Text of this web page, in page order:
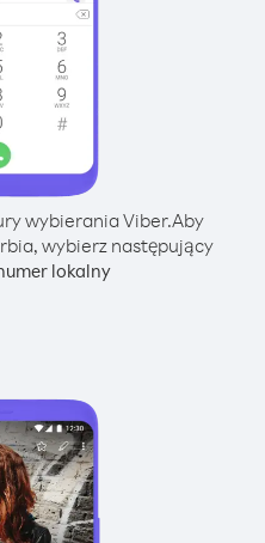
wybierania Viber.Aby
wybierz następujący
lokalny